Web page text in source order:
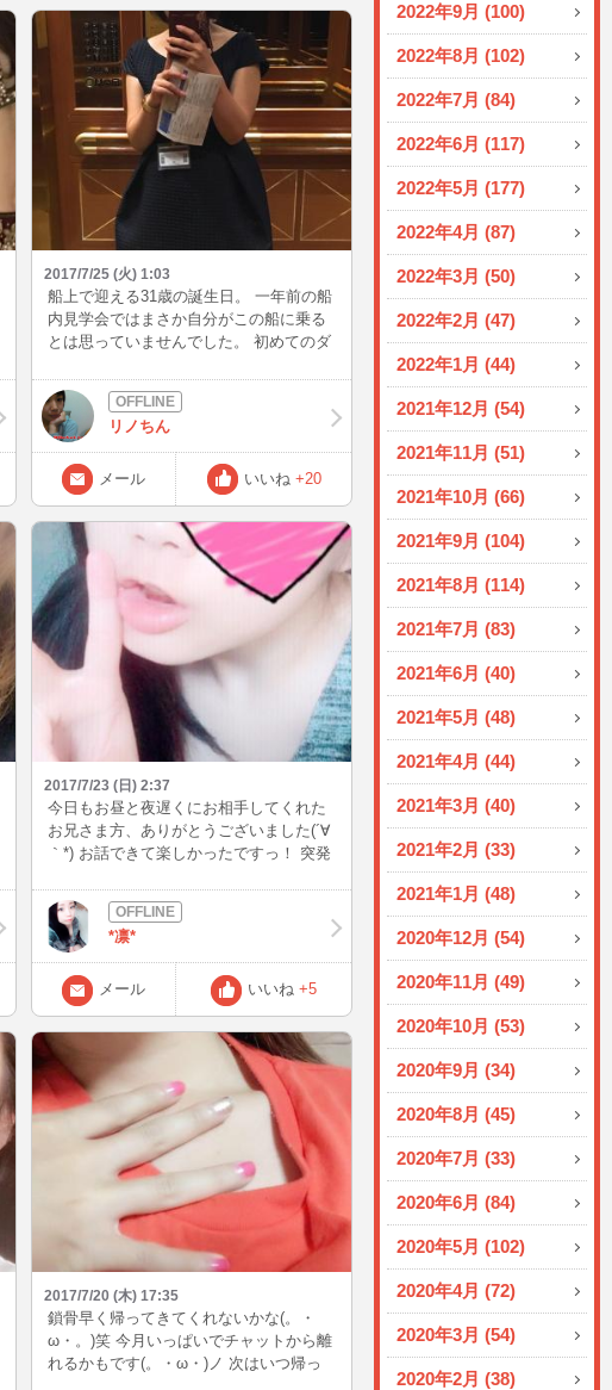
2022年9月 (100)
2022年8月 (102)
2022年7月 (84)
2022年6月 (117)
2022年5月 (177)
2022年4月 (87)
2022年3月 (50)
2022年2月 (47)
2022年1月 (44)
2021年12月 (54)
2021年11月 (51)
2021年10月 (66)
2021年9月 (104)
2021年8月 (114)
2021年7月 (83)
2021年6月 (40)
2021年5月 (48)
2021年4月 (44)
2021年3月 (40)
2021年2月 (33)
2021年1月 (48)
2020年12月 (54)
2020年11月 (49)
2020年10月 (53)
2020年9月 (34)
2020年8月 (45)
2020年7月 (33)
2020年6月 (84)
2020年5月 (102)
2020年4月 (72)
2020年3月 (54)
2020年2月 (38)
2017/7/25 (火) 1:03
船上で迎える31歳の誕生日。 一年前の船
内見学会ではまさか自分がこの船に乗る
とは思っていませんでした。 初めてのダ
臓がばくばくしっぱなしです。 ディナー
で同じテーブルになった素敵なご夫婦に
たくさんクルーズ、ワインのことを教え
ていただきました。 練習した着物もなん
とか着ることができ、今年も一つやりた
いことが達成できました〜 でも部屋に戻
るととても寂しくて泣きそう。 メンタル
強くなりたいな。何がいいのかな、夏だ
し肝試しかな。
リノちん
メール いいね +20
2017/7/23 (日) 2:37
今日もお昼と夜遅くにお相手してくれた
お兄さま方、ありがとうございました(´∀
｀*) お話できて楽しかったですっ！ 突発
ら気軽に入ってきてほしいなぁ(*´-`) メー
ルも待ってます♡ では、おやすみなさい
ーっ！
*凛*
メール いいね +5
2017/7/20 (木) 17:35
鎖骨早く帰ってきてくれないかな(。・
ω・。)笑 今月いっぱいでチャットから離
れるかもです(。・ω・)ノ 次はいつ帰っ